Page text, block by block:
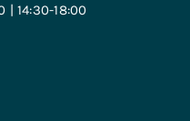
| 14:30-18:00